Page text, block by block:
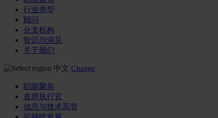
行业类型
顾问
分支机构
智识与洞见
关于我们
中文 Change
职能聚焦
首席执行官
信息与技术高管